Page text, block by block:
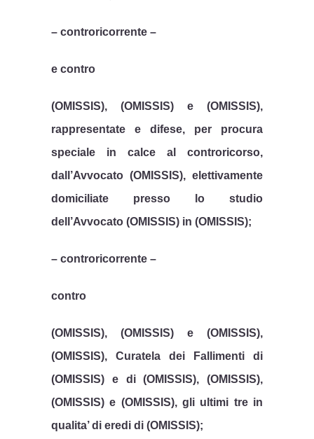
– controricorrente –
e contro
(OMISSIS), (OMISSIS) e (OMISSIS),
rappresentate e difese, per procura
speciale in calce al controricorso,
dall’Avvocato (OMISSIS), elettivamente
domiciliate presso lo studio
dell’Avvocato (OMISSIS) in (OMISSIS);
– controricorrente –
contro
(OMISSIS), (OMISSIS) e (OMISSIS),
(OMISSIS), Curatela dei Fallimenti di
(OMISSIS) e di (OMISSIS), (OMISSIS),
(OMISSIS) e (OMISSIS), gli ultimi tre in
qualita’ di eredi di (OMISSIS);